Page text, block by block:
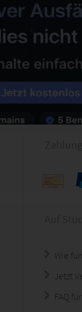
Wie
Jetzt
FAQ